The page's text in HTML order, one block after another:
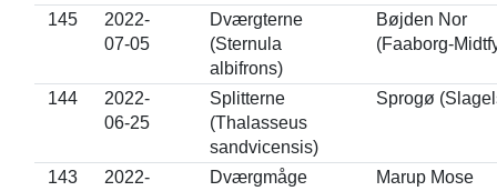
145
2022-
07-05
Dværgterne
(Sternula
albifrons)
Bøjden Nor
(Faaborg-
144
2022-
06-25
Splitterne
(Thalasseus
sandvicensis)
Sprogø
143
2022-
Dværgmåge
Marup Mose